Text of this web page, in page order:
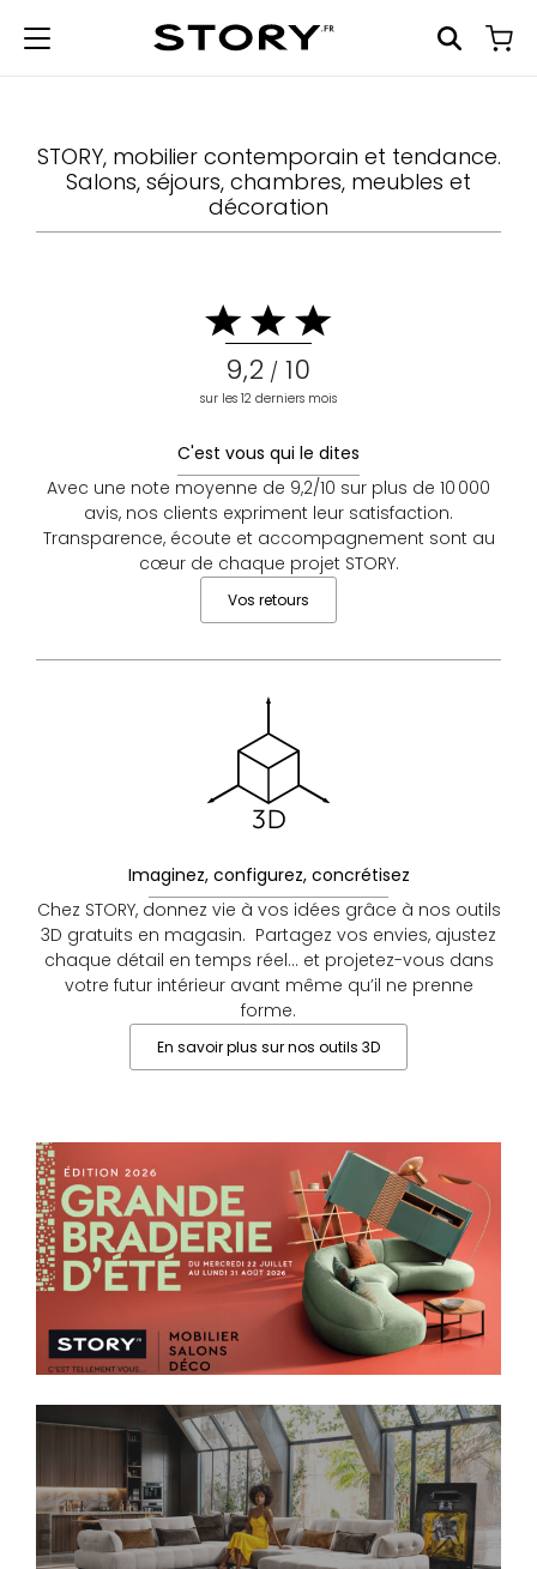
STORY, mobilier contemporain et tendance.
Salons, séjours, chambres, meubles et
décoration
9,2 / 10
sur les 12 derniers mois
C'est vous qui le dites
Avec une note moyenne de 9,2/10 sur plus de 10 000
avis, nos clients expriment leur satisfaction.
Transparence, écoute et accompagnement sont au
cœur de chaque projet STORY.
Vos retours
Imaginez, configurez, concrétisez
Chez STORY, donnez vie à vos idées grâce à nos outils
3D gratuits en magasin. Partagez vos envies, ajustez
chaque détail en temps réel… et projetez-vous dans
votre futur intérieur avant même qu’il ne prenne
forme.
En savoir plus sur nos outils 3D